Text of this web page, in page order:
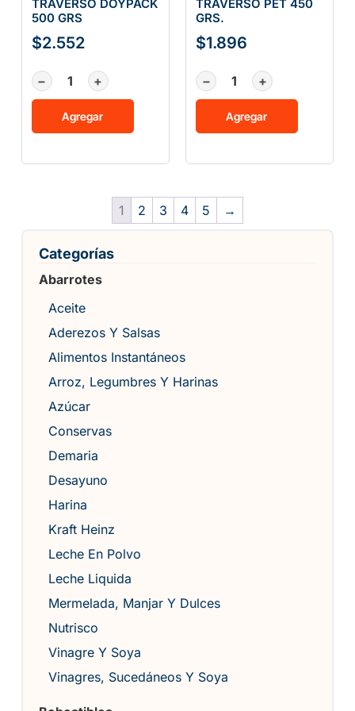
Categorías
Abarrotes
Aceite
Aderezos Y Salsas
Alimentos Instantáneos
Arroz, Legumbres Y Harinas
Azúcar
Conservas
Demaria
Desayuno
Harina
Kraft Heinz
Leche En Polvo
Leche Liquida
Mermelada, Manjar Y Dulces
Nutrisco
Vinagre Y Soya
Vinagres, Sucedáneos Y Soya
TRAVERSO DOYPACK
500 GRS
$2.552
− +
Agregar
TRAVERSO PET 450
GRS.
$1.896
− +
Agregar
1 2 3 4 5 →